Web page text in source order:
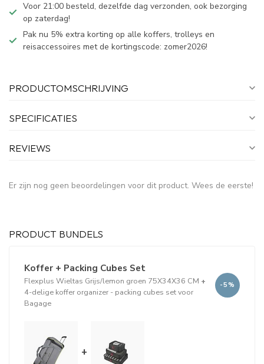
Voor 21:00 besteld, dezelfde dag verzonden, ook bezorging
op zaterdag!
Pak nu 5% extra korting op alle koffers, trolleys en
reisaccessoires met de kortingscode: zomer2026!
PRODUCTOMSCHRIJVING
SPECIFICATIES
REVIEWS
Er zijn nog geen beoordelingen voor dit product. Wees de eerste!
PRODUCT BUNDELS
Koffer + Packing Cubes Set
Flexplus Wieltas Grijs/lemon groen 75X34X36 CM +
4-delige koffer organizer - packing cubes set voor
Bagage
-5%
+